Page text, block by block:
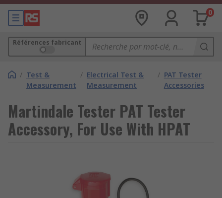
0
Références fabricant
/ Test &
Measurement
/ Electrical Test &
Measurement
/ PAT Tester
Accessories
Martindale Tester PAT Tester
Accessory, For Use With HPAT